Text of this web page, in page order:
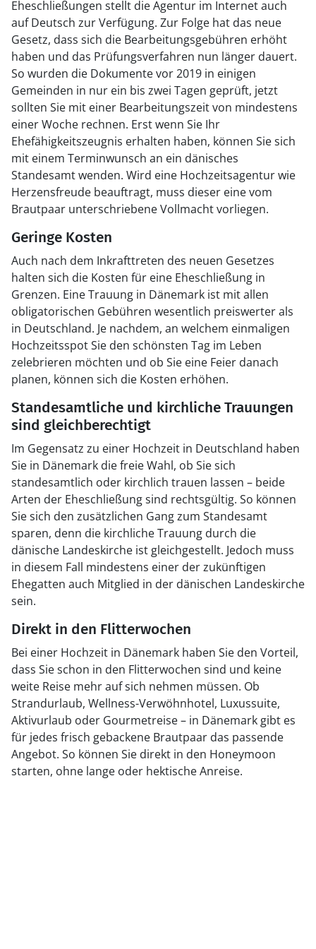
Eheschließungen stellt die Agentur im Internet auch
auf Deutsch zur Verfügung. Zur Folge hat das neue
Gesetz, dass sich die Bearbeitungsgebühren erhöht
haben und das Prüfungsverfahren nun länger dauert.
So wurden die Dokumente vor 2019 in einigen
Gemeinden in nur ein bis zwei Tagen geprüft, jetzt
sollten Sie mit einer Bearbeitungszeit von mindestens
einer Woche rechnen. Erst wenn Sie Ihr
Ehefähigkeitszeugnis erhalten haben, können Sie sich
mit einem Terminwunsch an ein dänisches
Standesamt wenden. Wird eine Hochzeitsagentur wie
Herzensfreude beauftragt, muss dieser eine vom
Brautpaar unterschriebene Vollmacht vorliegen.
Geringe Kosten
Auch nach dem Inkrafttreten des neuen Gesetzes
halten sich die Kosten für eine Eheschließung in
Grenzen. Eine Trauung in Dänemark ist mit allen
obligatorischen Gebühren wesentlich preiswerter als
in Deutschland. Je nachdem, an welchem einmaligen
Hochzeitsspot Sie den schönsten Tag im Leben
zelebrieren möchten und ob Sie eine Feier danach
planen, können sich die Kosten erhöhen.
Standesamtliche und kirchliche Trauungen
sind gleichberechtigt
Im Gegensatz zu einer Hochzeit in Deutschland haben
Sie in Dänemark die freie Wahl, ob Sie sich
standesamtlich oder kirchlich trauen lassen – beide
Arten der Eheschließung sind rechtsgültig. So können
Sie sich den zusätzlichen Gang zum Standesamt
sparen, denn die kirchliche Trauung durch die
dänische Landeskirche ist gleichgestellt. Jedoch muss
in diesem Fall mindestens einer der zukünftigen
Ehegatten auch Mitglied in der dänischen Landeskirche
sein.
Direkt in den Flitterwochen
Bei einer Hochzeit in Dänemark haben Sie den Vorteil,
dass Sie schon in den Flitterwochen sind und keine
weite Reise mehr auf sich nehmen müssen. Ob
Strandurlaub, Wellness-Verwöhnhotel, Luxussuite,
Aktivurlaub oder Gourmetreise – in Dänemark gibt es
für jedes frisch gebackene Brautpaar das passende
Angebot. So können Sie direkt in den Honeymoon
starten, ohne lange oder hektische Anreise.